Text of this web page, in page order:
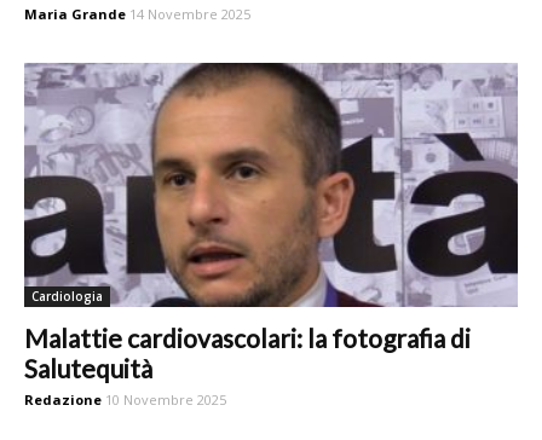
Maria Grande 14 Novembre 2025
Cardiologia
Malattie cardiovascolari: la fotografia di
Salutequità
Redazione 10 Novembre 2025